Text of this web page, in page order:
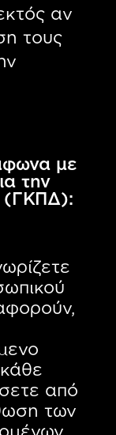
αν
τους
με
την
(ΓΚΠΔ):
από
των